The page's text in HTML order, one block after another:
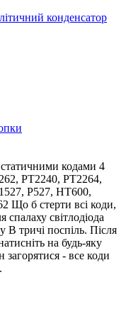
конденсатор
кодами 4
PT2240, PT2264,
P527, HT600,
Що б стерти всі коди,
світлодіода
В тричі поспіль. Після
на будь-яку
загорятися - все коди